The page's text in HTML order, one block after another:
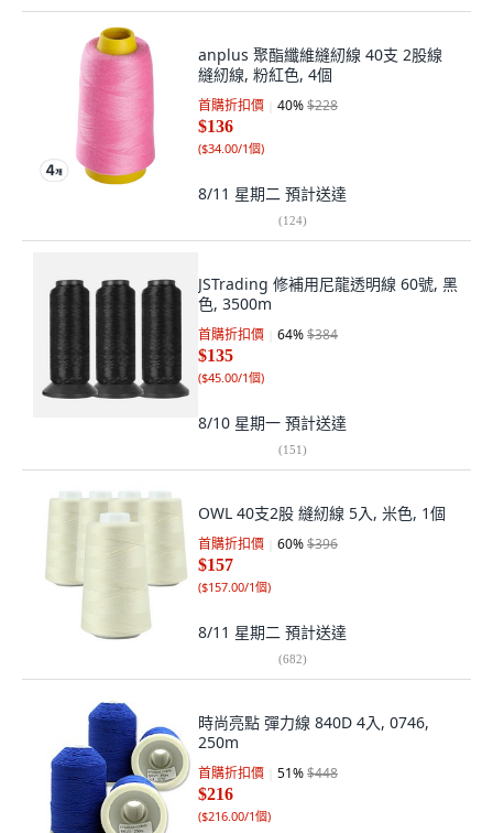
anplus 聚酯纖維縫紉線 40支 2股線
縫紉線, 粉紅色, 4個
首購折扣價 40%$228
$136
($34.00/1個)
8/11 星期二 預計送達
(124)
JSTrading 修補用尼龍透明線 60號, 黑
色, 3500m
首購折扣價 64%$384
$135
($45.00/1個)
8/10 星期一 預計送達
(151)
OWL 40支2股 縫紉線 5入, 米色, 1個
首購折扣價 60%$396
$157
($157.00/1個)
8/11 星期二 預計送達
(682)
時尚亮點 彈力線 840D 4入, 0746,
250m
首購折扣價 51%$448
$216
($216.00/1個)